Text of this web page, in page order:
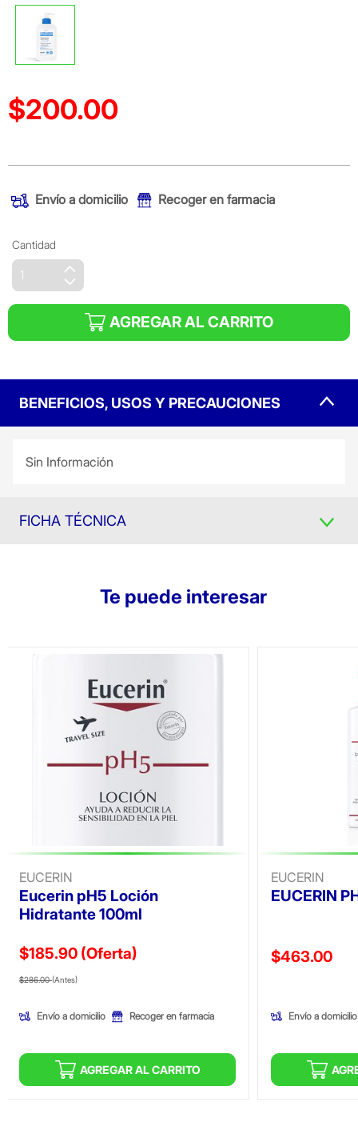
Precio reducido de
$200.00
Envío a domicilio Recoger en farmacia
Cantidad
AGREGAR AL CARRITO
BENEFICIOS, USOS Y PRECAUCIONES
Sin Información
FICHA TÉCNICA
Te puede interesar
EUCERIN
Eucerin pH5 Loción
Hidratante 100ml
$185.90 (Oferta)
Precio reducido de
$286.00(Antes)(Oferta)
Envío a domicilio Recoger en farmacia
AGREGAR AL CARRITO
EUCERIN
EUCERIN
Precio
$463.00
Envío a domicilio